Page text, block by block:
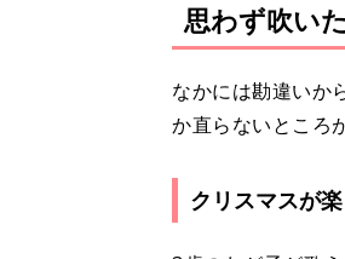
思わず吹い
なかには勘違いか
か直らないところ
クリスマスが